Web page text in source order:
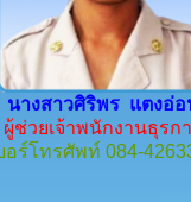
นางสาวศิริพร แตงอ่อ
ผู้ช่วยเจ้าพนักงานธุรก
อร์โทรศัพท์ 084-